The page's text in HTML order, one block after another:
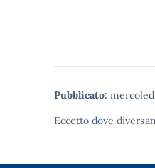
Pubblicato:
Eccetto dove